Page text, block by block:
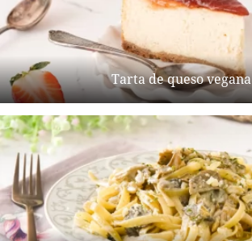
Tarta de queso vegana